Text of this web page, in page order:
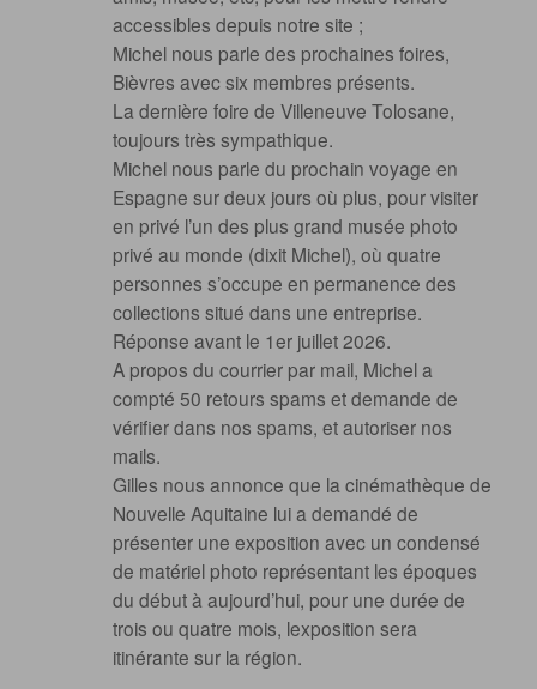
accessibles depuis notre site ;
Michel nous parle des prochaines foires,
Bièvres avec six membres présents.
La dernière foire de Villeneuve Tolosane,
toujours très sympathique.
Michel nous parle du prochain voyage en
Espagne sur deux jours où plus, pour visiter
en privé l’un des plus grand musée photo
privé au monde (dixit Michel), où quatre
personnes s’occupe en permanence des
collections situé dans une entreprise.
Réponse avant le 1er juillet 2026.
A propos du courrier par mail, Michel a
compté 50 retours spams et demande de
vérifier dans nos spams, et autoriser nos
mails.
Gilles nous annonce que la cinémathèque de
Nouvelle Aquitaine lui a demandé de
présenter une exposition avec un condensé
de matériel photo représentant les époques
du début à aujourd’hui, pour une durée de
trois ou quatre mois, lexposition sera
itinérante sur la région.